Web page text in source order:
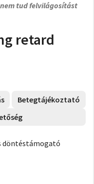
tud felvilágosítást
retard
Betegtájékoztató
döntéstámogató